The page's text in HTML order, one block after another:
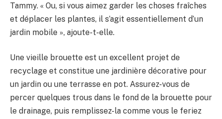
Tammy. « Ou, si vous aimez garder les choses fraîches
et déplacer les plantes, il s’agit essentiellement d’un
jardin mobile », ajoute-t-elle.
Une vieille brouette est un excellent projet de
recyclage et constitue une jardinière décorative pour
un jardin ou une terrasse en pot. Assurez-vous de
percer quelques trous dans le fond de la brouette pour
le drainage, puis remplissez-la comme vous le feriez